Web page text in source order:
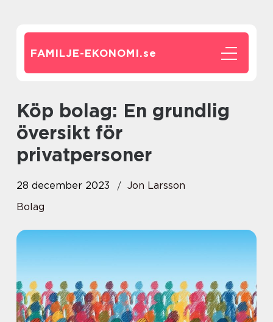
FAMILJE-EKONOMI.se
Köp bolag: En grundlig
översikt för
privatpersoner
28 december 2023
Jon Larsson
Bolag